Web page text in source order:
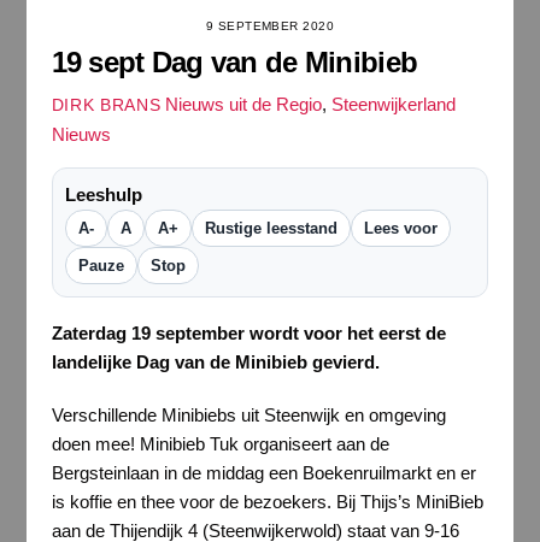
9 SEPTEMBER 2020
19 sept Dag van de Minibieb
DIRK BRANS Nieuws uit de Regio, Steenwijkerland
Nieuws
Leeshulp
A- A A+ Rustige leesstand Lees voor
Pauze Stop
Zaterdag 19 september wordt voor het eerst de
landelijke Dag van de Minibieb gevierd.
Verschillende Minibiebs uit Steenwijk en omgeving
doen mee! Minibieb Tuk organiseert aan de
Bergsteinlaan in de middag een Boekenruilmarkt en er
is koffie en thee voor de bezoekers. Bij Thijs’s MiniBieb
aan de Thijendijk 4 (Steenwijkerwold) staat van 9-16